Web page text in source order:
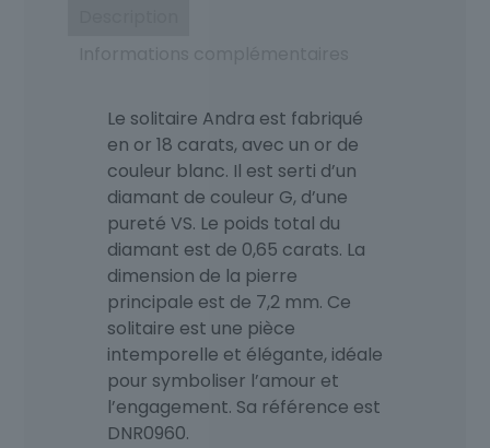
Le solitaire Andra est fabriqué
en or 18 carats, avec un or de
couleur blanc. Il est serti d’un
diamant de couleur G, d’une
pureté VS. Le poids total du
diamant est de 0,65 carats. La
dimension de la pierre
principale est de 7,2 mm. Ce
solitaire est une pièce
intemporelle et élégante, idéale
pour symboliser l’amour et
l’engagement. Sa référence est
DNR0960.